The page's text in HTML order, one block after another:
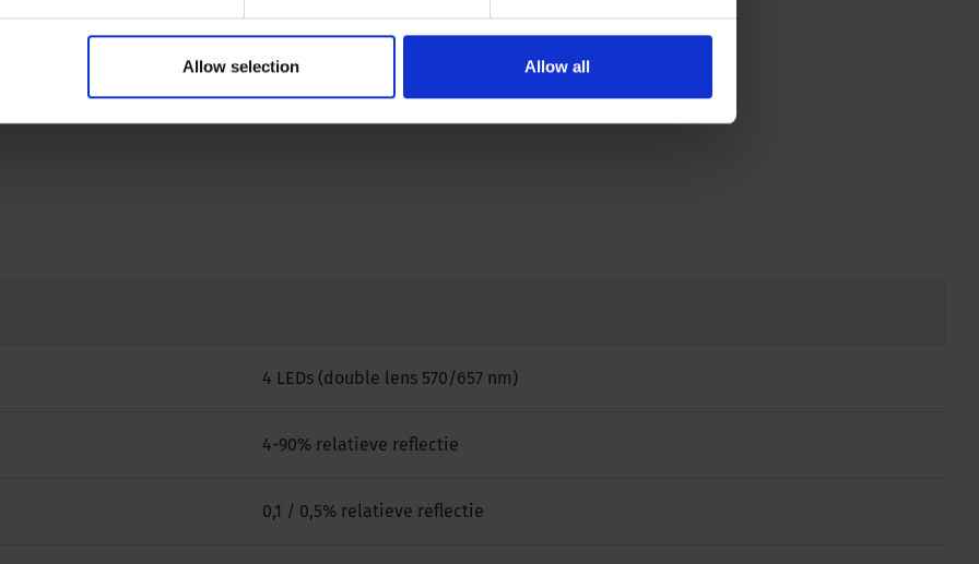
Allow selection Allow all
4 LEDs (double lens 570/657 nm)
4-90% relatieve reflectie
0,1 / 0,5% relatieve reflectie